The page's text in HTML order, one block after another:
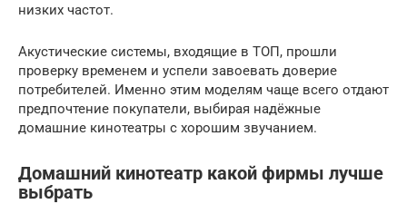
низких частот.
Акустические системы, входящие в ТОП, прошли
проверку временем и успели завоевать доверие
потребителей. Именно этим моделям чаще всего отдают
предпочтение покупатели, выбирая надёжные
домашние кинотеатры с хорошим звучанием.
Домашний кинотеатр какой фирмы лучше
выбрать